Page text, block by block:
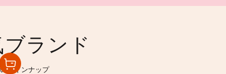
ランド
ラインナップ